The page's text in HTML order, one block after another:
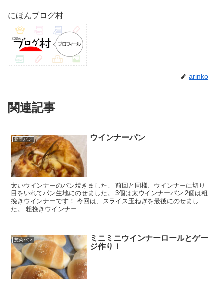
にほんブログ村
arinko
関連記事
惣菜パン ウインナーパン
太いウインナーのパン焼きました。 前回と同様、ウインナーに切り
目をいれてパン生地にのせました。 3個は太ウインナーパン 2個は粗
挽きウインナーです！ 今回は、スライス玉ねぎを最後にのせまし
た。 粗挽きウインナー...
惣菜パン
ミニミニウインナーロールとゲー
ジ作り！